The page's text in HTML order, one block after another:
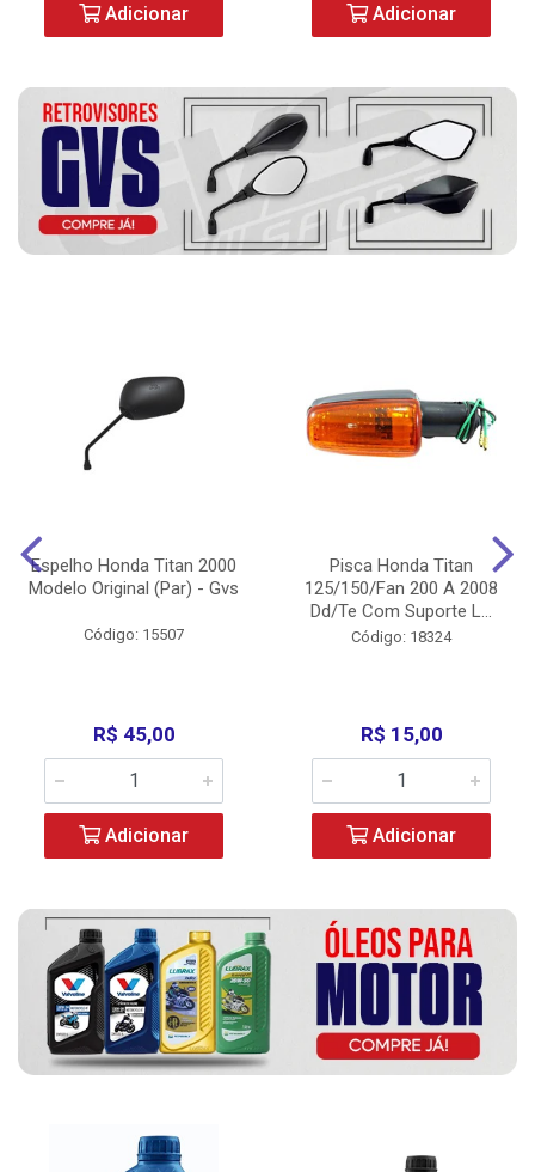
Adicionar Adicionar
Espelho Honda Titan 2000
Modelo Original (Par) - Gvs
Código: 15507
R$ 45,00
Adicionar
Pisca Honda Titan
125/150/Fan 200 A 2008
Dd/Te Com Suporte L...
Código: 18324
R$ 15,00
Adicionar